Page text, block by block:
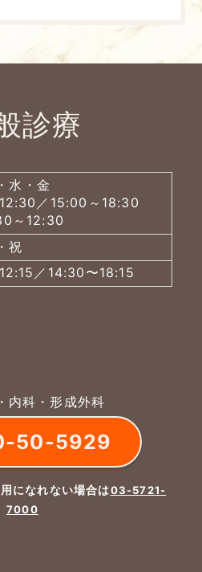
診療
水・金
／15:00～18:30
～12:30
祝
／14:30〜18:15
内科・形成外科
50-5929
になれない場合は03-5721-
7000